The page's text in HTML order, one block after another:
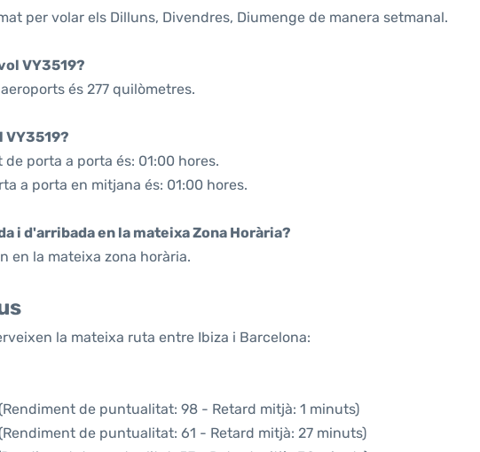
per volar els Dilluns, Divendres, Diumenge de manera setmanal.
VY3519?
és 277 quilòmetres.
VY3519?
porta a porta és: 01:00 hores.
a porta en mitjana és: 01:00 hores.
i d'arribada en la mateixa Zona Horària?
en la mateixa zona horària.
la mateixa ruta entre Ibiza i Barcelona:
de puntualitat: 98 - Retard mitjà: 1 minuts)
de puntualitat: 61 - Retard mitjà: 27 minuts)